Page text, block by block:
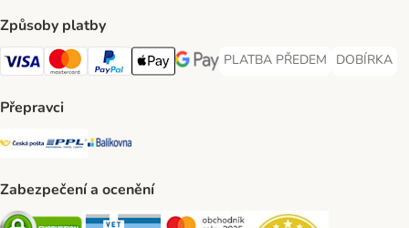
Způsoby platby
Visa Payment Method
Mastercard Payment Method
PayPal Payment Method
Apple pay Payment Method
GooglePay Payment Method
PLATBA PŘEDEM
PLATBA PŘEDEM Payment
DOBÍRKA
DOBÍRKA
Přepravci
Česká pošta Shipping Method
PPL Shipping Method
Balíkovna Shipping Method
Zabezpečení a ocenění
Security Security Security